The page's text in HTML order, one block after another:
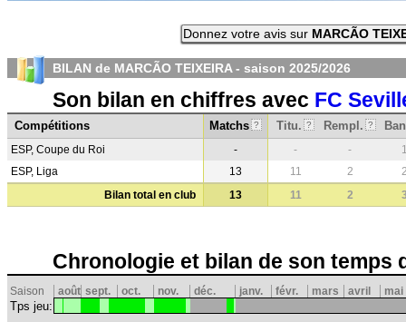
Donnez votre avis sur MARCÃO
BILAN de MARCÃO TEIXEIRA - saison 2025/2026
Son bilan en chiffres avec FC
Compétitions Matchs ? Titu. ? Rempl. ?
ESP, Coupe du Roi - - -
ESP, Liga
13 11 2
Bilan total en club
13 11 2
Chronologie et bilan de son temps
Saison août sept. oct. nov. déc. janv. févr. mars avril mai
Tps jeu: